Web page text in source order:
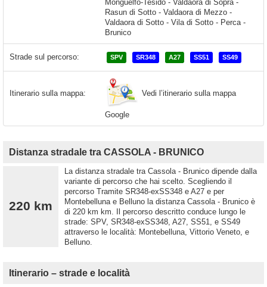
Strade sul percorso: SPV SR348 A27 SS51 SS49
Itinerario sulla mappa: Vedi l’itinerario sulla mappa
Google
Distanza stradale tra CASSOLA - BRUNICO
220 km
La distanza stradale tra Cassola - Brunico dipende dalla
variante di percorso che hai scelto. Scegliendo il
percorso Tramite SR348-exSS348 e A27 e per
Montebelluna e Belluno la distanza Cassola - Brunico è
di 220 km km. Il percorso descritto conduce lungo le
strade: SPV, SR348-exSS348, A27, SS51, e SS49
attraverso le località: Montebelluna, Vittorio Veneto, e
Belluno.
Itinerario – strade e località